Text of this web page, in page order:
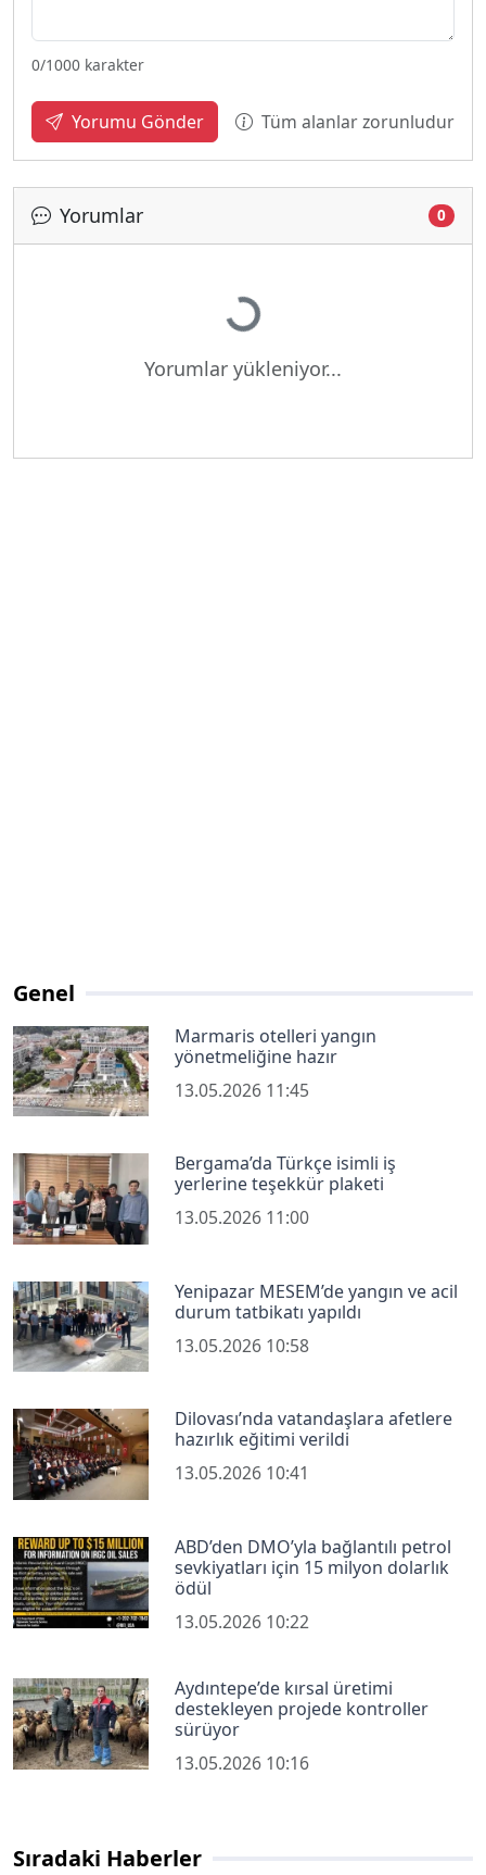
0/1000 karakter
Yorumu Gönder Tüm alanlar zorunludur
Yorumlar 0
Yükleniyor...
Yorumlar yükleniyor...
Genel
Marmaris otelleri yangın
yönetmeliğine hazır
13.05.2026 11:45
Bergama’da Türkçe isimli iş
yerlerine teşekkür plaketi
13.05.2026 11:00
Yenipazar MESEM’de yangın ve acil
durum tatbikatı yapıldı
13.05.2026 10:58
Dilovası’nda vatandaşlara afetlere
hazırlık eğitimi verildi
13.05.2026 10:41
ABD’den DMO’yla bağlantılı petrol
sevkiyatları için 15 milyon dolarlık
ödül
13.05.2026 10:22
Aydıntepe’de kırsal üretimi
destekleyen projede kontroller
sürüyor
13.05.2026 10:16
Sıradaki Haberler